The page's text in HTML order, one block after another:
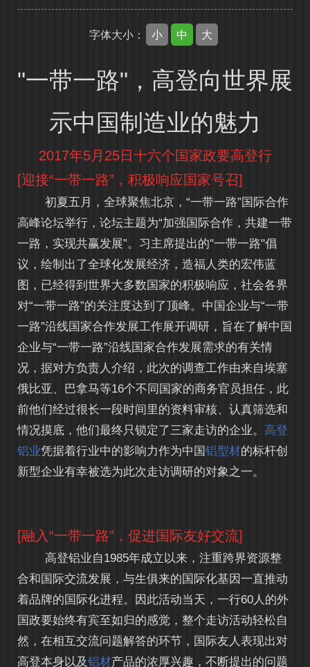
字体大小： 小 中 大
"一带一路"，高登向世界展
示中国制造业的魅力
2017年5月25日十六个国家政要高登行
[迎接“一带一路”，积极响应国家号召]
初夏五月，全球聚焦北京，“一带一路”国际合作
高峰论坛举行，论坛主题为“加强国际合作，共建一带
一路，实现共赢发展”。习主席提出的"一带一路"倡
议，绘制出了全球化发展经济，造福人类的宏伟蓝
图，已经得到世界大多数国家的积极响应，社会各界
对“一带一路”的关注度达到了顶峰。中国企业与“一带
一路”沿线国家合作发展工作展开调研，旨在了解中国
企业与“一带一路”沿线国家合作发展需求的有关情
况，据对方负责人介绍，此次的调查工作由来自埃塞
俄比亚、巴拿马等16个不同国家的商务官员担任，此
前他们经过很长一段时间里的资料审核、认真筛选和
情况摸底，他们最终只锁定了三家走访的企业。 高登
铝业凭据着行业中的影响力作为中国铝型材的标杆创
新型企业有幸被选为此次走访调研的对象之一。
[融入“一带一路”，促进国际友好交流]
高登铝业自1985年成立以来，注重跨界资源整
合和国际交流发展，与生俱来的国际化基因一直推动
着品牌的国际化进程。因此活动当天，一行60人的外
国政要始终有宾至如归的感觉，整个走访活动轻松自
然，在相互交流问题解答的环节，国际友人表现出对
高登本身以及铝材产品的浓厚兴趣，不断提出的问题